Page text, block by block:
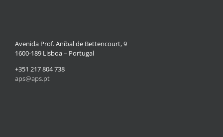
Avenida Prof. Aníbal de Bettencourt, 9
1600-189 Lisboa – Portugal
+351 217 804 738
aps@aps.pt